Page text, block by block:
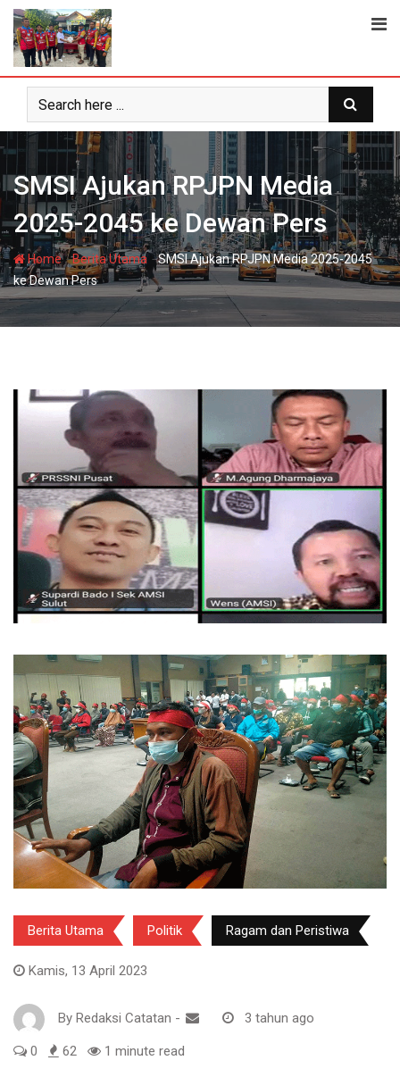
Skip
content
SMSI Ajukan RPJPN Media
2025-2045 ke Dewan Pers
Home-Berita Utama-SMSI Ajukan RPJPN Media 2025-2045
ke Dewan Pers
Berita Utama Politik Ragam dan Peristiwa
Kamis, 13 April 2023
By Redaksi Catatan - 3 tahun ago
0 62 1 minute read